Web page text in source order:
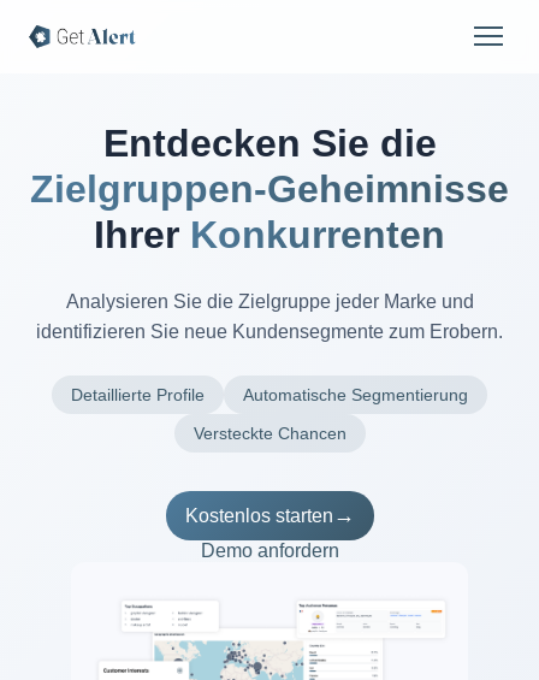
Entdecken Sie die
Zielgruppen-Geheimnisse
Ihrer Konkurrenten
Analysieren Sie die Zielgruppe jeder Marke und
identifizieren Sie neue Kundensegmente zum Erobern.
Detaillierte Profile
Automatische Segmentierung
Versteckte Chancen
Kostenlos starten →
Demo anfordern